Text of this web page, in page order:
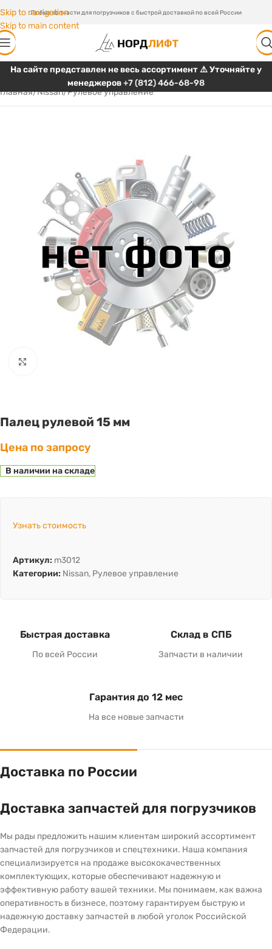
Skip to navigation
Skip to main content
Любые запчасти для погрузчиков с быстрой доставкой по всей России
На сайте представлен не весь ассортимент ⚠️ Уточняйте у
менеджеров+7 (812) 466-68-98
Главная/Nissan/Рулевое управление
Палец рулевой 15 мм
Цена по запросу
В наличии на складе
Узнать стоимость
Артикул: m3012
Категории: Nissan, Рулевое управление
Быстрая доставка
По всей России
Склад в СПБ
Запчасти в наличии
Гарантия до 12 мес
На все новые запчасти
Доставка по России
Доставка запчастей для погрузчиков
Мы рады предложить нашим клиентам широкий ассортимент
запчастей для погрузчиков и спецтехники. Наша компания
специализируется на продаже высококачественных
комплектующих, которые обеспечивают надежную и
эффективную работу вашей техники. Мы понимаем, как важна
оперативность в бизнесе, поэтому гарантируем быструю и
надежную доставку запчастей в любой уголок Российской
Федерации.